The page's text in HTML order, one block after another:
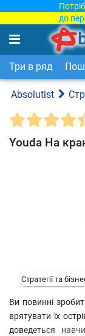
до
Три в ряд
Absolutist
Youda На
Стратегії та
Ви повинні
врятувати їх
доведеться